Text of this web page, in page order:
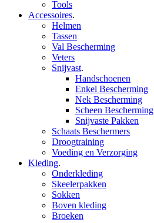
Tools
Accessoires.
Helmen
Tassen
Val Bescherming
Veters
Snijvast.
Handschoenen
Enkel Bescherming
Nek Bescherming
Scheen Bescherming
Snijvaste Pakken
Schaats Beschermers
Droogtraining
Voeding en Verzorging
Kleding.
Onderkleding
Skeelerpakken
Sokken
Boven kleding
Broeken